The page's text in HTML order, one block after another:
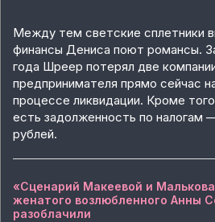
Между тем светские сплетники
финансы Дениса поют романсы.
года Шреер потерял две
предпринимателя прямо сейчас
процессе ликвидации. Кроме
есть задолженность по налогам
рублей.
«Сценарий Макеевой и
женатого возлюбленного Анны
разоблачили